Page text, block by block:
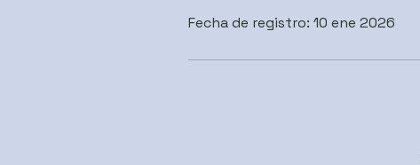
Fecha de registro: 10 ene 2026